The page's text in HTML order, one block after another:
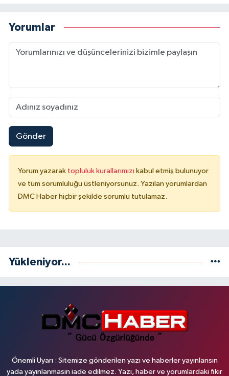
Yorumlar
Gönder
Yorum yazarak topluluk kurallarımızı kabul etmiş bulunuyor
ve tüm sorumluluğu üstleniyorsunuz. Yazılan yorumlardan
DMC Haber hiçbir şekilde sorumlu tutulamaz.
Yükleniyor...
Önemli Uyarı : Sitemize gönderilen yazı ve haberler yayınlansın
yada yayınlanmasın iade edilmez. Yazı, haber ve yorumlardaki fikir